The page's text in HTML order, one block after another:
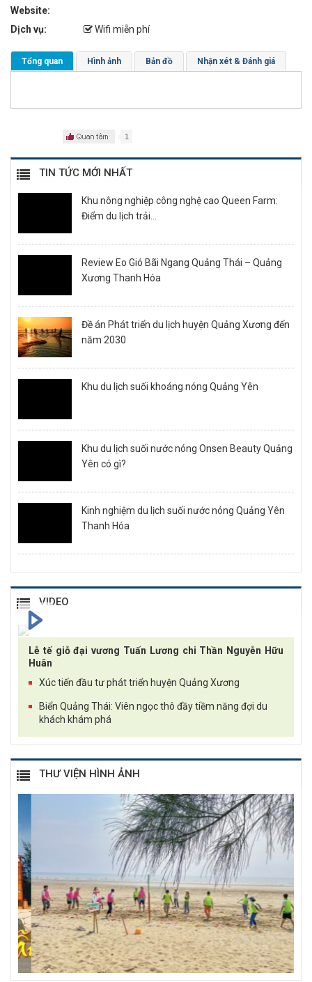
Website:
Dịch vụ:
Wifi miễn phí
Tổng quan Hình ảnh Bản đồ Nhận xét & Đánh giá
1
TIN TỨC MỚI NHẤT
Khu nông nghiệp công nghệ cao Queen Farm:
Điểm du lịch trải...
Review Eo Gió Bãi Ngang Quảng Thái – Quảng
Xương Thanh Hóa
Đề án Phát triển du lịch huyện Quảng Xương đến
năm 2030
Khu du lịch suối khoáng nóng Quảng Yên
Khu du lịch suối nước nóng Onsen Beauty Quảng
Yên có gì?
Kinh nghiệm du lịch suối nước nóng Quảng Yên
Thanh Hóa
VIDEO
Lễ tế giỗ đại vương Tuấn Lương chi Thần Nguyễn Hữu
Huân
Xúc tiến đầu tư phát triển huyện Quảng Xương
Biển Quảng Thái: Viên ngọc thô đầy tiềm năng đợi du
khách khám phá
THƯ VIỆN HÌNH ẢNH